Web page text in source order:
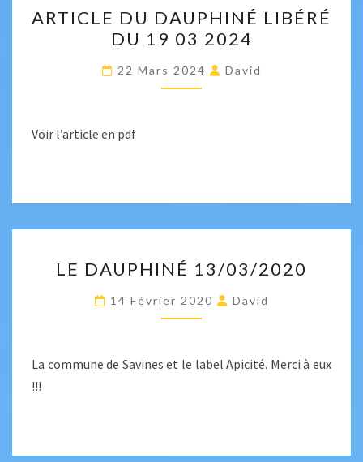
DU
DAUPHINÉ
LIBÉRÉ
DU
ARTICLE DU DAUPHINÉ LIBÉRÉ
DU 19 03 2024
22 Mars 2024 David
Voir l’article en pdf
DAUPHINÉ
13/03/2020
LE DAUPHINÉ 13/03/2020
14 Février 2020 David
La commune de Savines et le label Apicité. Merci à eux
!!!